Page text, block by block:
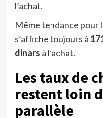
l’achat.
Même tendance pour
s’affiche toujours à
dinars à l’achat.
Les taux de
restent loin
parallèle